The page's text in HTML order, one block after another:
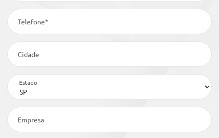
Telefone*
Cidade
Estado
Empresa